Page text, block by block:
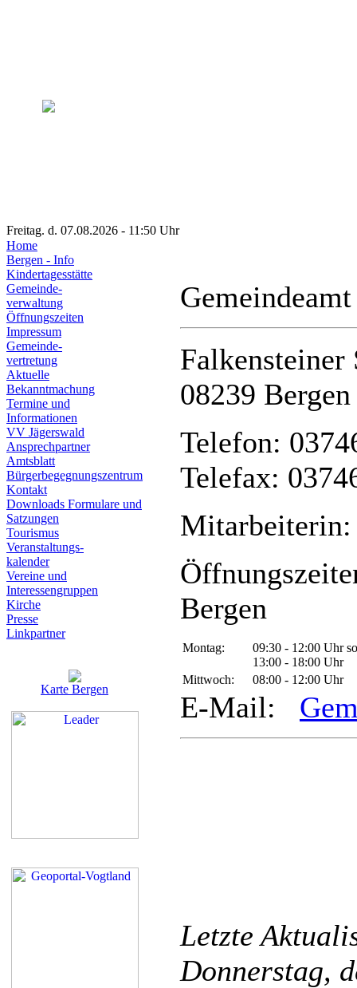
Freitag. d. 07.08.2026 - 11:50 Uhr
Home
Bergen - Info
Kindertagesstätte
Gemeinde-
verwaltung
Öffnungszeiten
Impressum
Gemeinde-
vertretung
Aktuelle
Bekanntmachung
Termine und
Informationen
VV Jägerswald
Ansprechpartner
Amtsblatt
Bürgerbegegnungszentrum
Kontakt
Downloads Formulare und
Satzungen
Tourismus
Veranstaltungs-
kalender
Vereine und
Interessen­gruppen
Kirche
Presse
Linkpartner
Karte Bergen
Falkensteiner
08239 Bergen
Telefon:
Telefax:
Mitarbeiterin:
Bergen
Montag:
09:30 - 12:00 Uhr
13:00 - 18:00 Uhr
Mittwoch:
08:00 - 12:00 Uhr
E-Mail:
Letzte
Donnerstag,